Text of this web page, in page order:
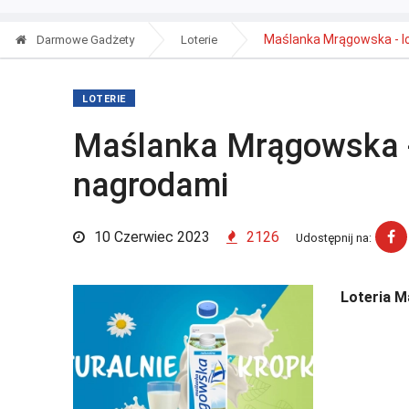
Darmowe Gadżety Loterie Maślanka Mrągowska -
LOTERIE
Maślanka Mrągowska
nagrodami
10 Czerwiec 2023 2126 Udostępnij na:
Loteria